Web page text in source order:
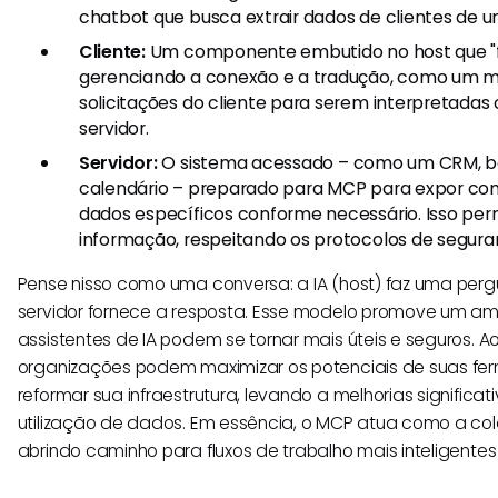
chatbot que busca extrair dados de clientes de
Cliente:Um componente embutido no host que
gerenciando a conexão e a tradução, como um
solicitações do cliente para serem
servidor.
Servidor:O sistema acessado – como um CRM,
calendário – preparado para MCP para expor
dados específicos conforme necessário. Isso
informação, respeitando os protocolos de
Pense nisso como uma conversa: a IA (host) faz uma
servidor fornece a resposta. Esse modelo promove um
assistentes de IA podem se tornar mais úteis e seguros.
organizações podem maximizar os potenciais de suas
reformar sua infraestrutura, levando a melhorias
utilização de dados. Em essência, o MCP atua como a
abrindo caminho para fluxos de trabalho mais inteligentes